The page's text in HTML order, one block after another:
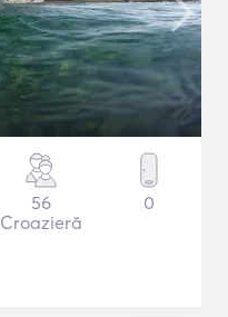
56
Croazieră
0